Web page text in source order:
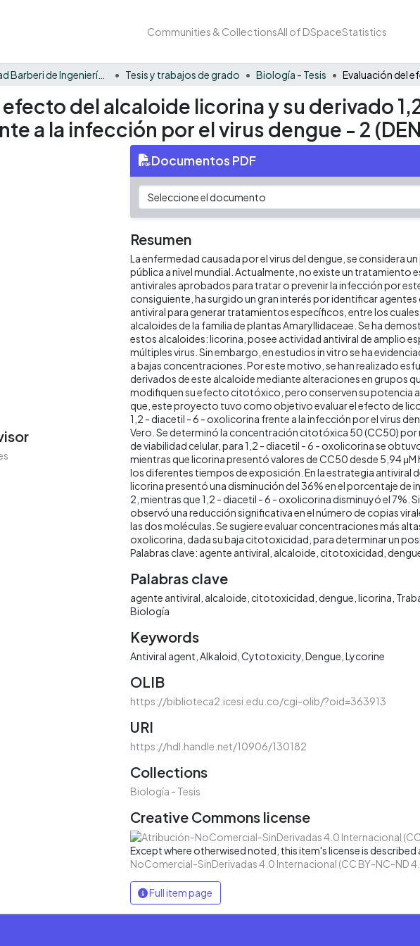
Communities & CollectionsAll of DSpaceStatistics
Facultad Barberi de Ingeniería, Diseño y Ciencias Aplicadas Tesis y trabajos de grado Biología - Tesis
del alcaloide licorina y su derivado
a la infección por el virus dengue - 2
Documentos PDF
Resumen
La enfermedad causada por el virus del dengue, se considera
pública a nivel mundial. Actualmente, no existe un tratamiento
antivirales aprobados para tratar o prevenir la infección por
consiguiente, ha surgido un gran interés por identificar
antiviral para generar tratamientos específicos, entre los
alcaloides de la familia de plantas Amaryllidaceae. Se ha
estos alcaloides: licorina, posee actividad antiviral de amplio
múltiples virus. Sin embargo, en estudios in vitro se ha
a bajas concentraciones. Por este motivo, se han realizado
derivados de este alcaloide mediante alteraciones en grupos
modifiquen su efecto citotóxico, pero conserven su potencia
que, este proyecto tuvo como objetivo evaluar el efecto de
1,2 - diacetil - 6 - oxolicorina frente a la infección por el virus
Vero. Se determinó la concentración citotóxica 50 (CC50) por
de viabilidad celular, para 1,2 - diacetil - 6 - oxolicorina se
mientras que licorina presentó valores de CC50 desde 5,94 μM
los diferentes tiempos de exposición. En la estrategia antiviral
licorina presentó una disminución del 36% en el porcentaje de
2, mientras que 1,2 - diacetil - 6 - oxolicorina disminuyó el 7%.
observó una reducción significativa en el número de copias
las dos moléculas. Se sugiere evaluar concentraciones más
oxolicorina, dada su baja citotoxicidad, para determinar un
Palabras clave: agente antiviral, alcaloide, citotoxicidad,
Palabras clave
agente antiviral alcaloide citotoxicidad dengue licorina
Biología
Keywords
Antiviral agent Alkaloid Cytotoxicity Dengue Lycorine
OLIB
https://biblioteca2.icesi.edu.co/cgi-olib/?oid=363913
URI
https://hdl.handle.net/10906/130182
Collections
Biología - Tesis
Creative Commons license
Except where otherwised noted, this item's license is described
NoComercial-SinDerivadas 4.0 Internacional (CC BY-NC-ND
Full item page